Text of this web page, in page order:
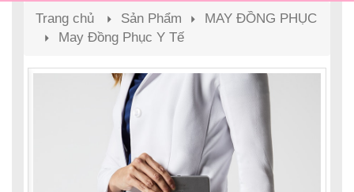
Trang chủ Sản Phẩm
MAY ĐỒNG PHỤC
May Đồng Phục Y Tế